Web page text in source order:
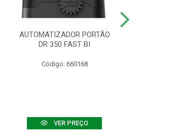
AUTOMATIZADOR PORTÃO
DR 350 FAST BI
Código: 660168
VER PREÇO